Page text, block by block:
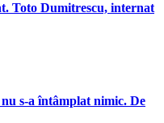
Toto Dumitrescu, internat
s-a întâmplat nimic. De